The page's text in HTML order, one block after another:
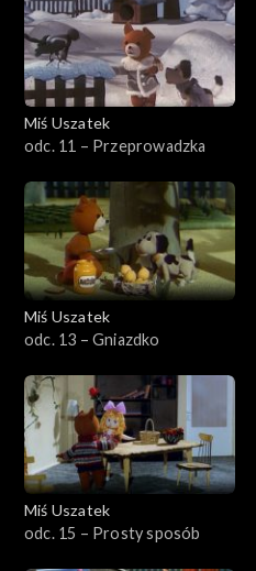
Miś Uszatek
odc. 11 – Przeprowadzka
Miś Uszatek
odc. 13 – Gniazdko
Miś Uszatek
odc. 15 – Prosty sposób